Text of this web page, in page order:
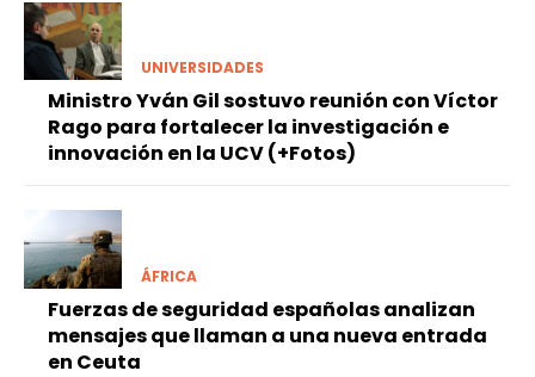
UNIVERSIDADES
Ministro Yván Gil sostuvo reunión con Víctor
Rago para fortalecer la investigación e
innovación en la UCV (+Fotos)
ÁFRICA
Fuerzas de seguridad españolas analizan
mensajes que llaman a una nueva entrada
en Ceuta